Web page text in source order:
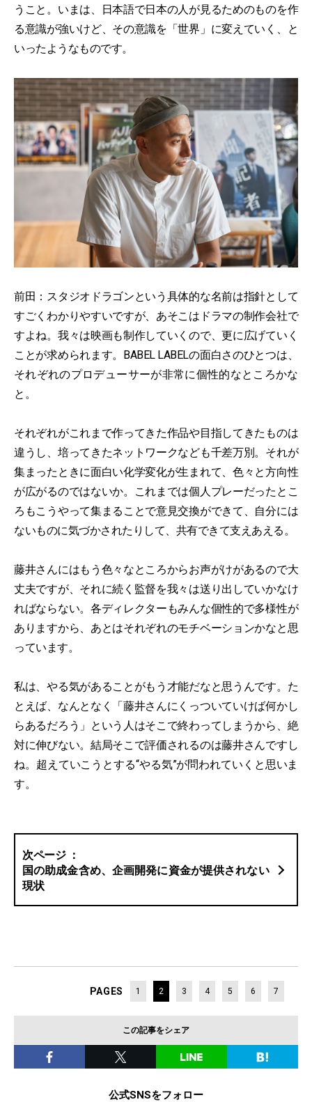
うこと。いまは、日本語で日本の人が見るためのものを作
る意識が強いけど、その意識を「世界」に変えていく、と
いったようなものです。
前田：スタジオドラゴンという具体的な名前は指針として
すごくわかりやすいですが、あそこはドラマの制作会社で
すよね。我々は映画も制作していくので、更に広げていく
ことが求められます。BABEL LABELの面白さのひとつは、
それぞれのプロデューサーが非常に個性的なところかな
と。
それぞれがこれまで作ってきた作品や目指してきたものは
違うし、培ってきたネットワークなども千差万別。それが
集まったときに面白い化学変化が生まれて、色々と方向性
が広がるのではないか。これまでは個人プレーだったとこ
ろもこうやって集まることで意見交換ができて、自分には
ないものに気づかされたりして、共有できて支えあえる。
藤井さんにはもう色々なところからお声がけがあるので大
丈夫ですが、それに続く監督を我々は送り出していかなけ
ればならない。各ディレクターもみんな個性的で多様性が
ありますから、あとはそれぞれのモチベーションかなと思
っています。
私は、やる気があることがもう才能だなと思うんです。た
とえば、なんとなく「藤井さんにくっついていけば何かし
らあるだろう」という人はそこで終わってしまうから、絶
対に伸びない。結局そこで評価されるのは藤井さんですし
ね。超えていこうとする“やる気”が問われていくと思いま
す。
国の助成金含め、企画開発に資金が提供されない
現状
PAGES 1 2 3 4 5 6 7
この記事をシェア
公式SNSをフォロー